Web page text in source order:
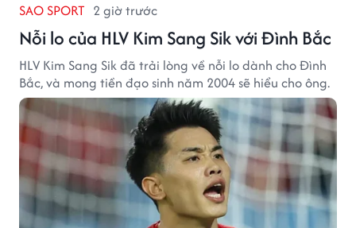
SAO SPORT 2 giờ trước
Nỗi lo của HLV Kim Sang Sik với Đình Bắc
HLV Kim Sang Sik đã trải lòng về nỗi lo dành cho Đình
Bắc, và mong tiền đạo sinh năm 2004 sẽ hiểu cho ông.